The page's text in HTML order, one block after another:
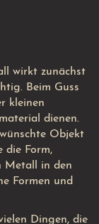
wirkt zunächst
Beim Guss
kleinen
dienen.
Objekt
die Form,
Metall in den
Formen und
Dingen, die